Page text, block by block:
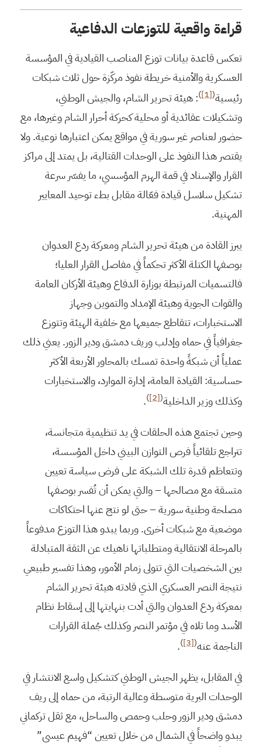
قراءة واقعية للتوزعات الدفاعية
تعكس قاعدة بيانات توزع المناصب القيادية في المؤسسة
العسكرية والأمنية خريطة نفوذ مركّزة حول ثلاث شبكات
رئيسية(
[1]
): هيئة تحرير الشام، والجيش الوطني،
وتشكيلات عقائدية أو محلية كحركة أحرار الشام وغيرها، مع
حضور لعناصر غير سورية في مواقع يمكن اعتبارها نوعية. ولا
يقتصر هذا النفوذ على الوحدات القتالية، بل يمتد إلى مراكز
القرار والإسناد في قمة الهرم المؤسسي، ما يفسّر سرعة
تشكيل سلاسل قيادة فعّالة مقابل بطء توحيد المعايير
المهنية.
يبرز القادة من هيئة تحرير الشام ومعركة ردع العدوان
بوصفها الكتلة الأكثر تحكماً في مفاصل القرار العليا؛
فالتسميات المرتبطة بوزارة الدفاع وهيئة الأركان العامة
والقوات الجوية وهيئة الإمداد والتموين وجهاز
الاستخبارات، تتقاطع جميعها مع خلفية الهيئة وتتوزع
جغرافياً في حماه وإدلب وريف دمشق ودير الزور. يعني ذلك
عملياً أن شبكةً واحدة تمسك بالمحاور الأربعة الأكثر
حساسية: القيادة العامة، إدارة الموارد، والاستخبارات
وكذلك وزير الداخلية(
[2]
)
.
وحين تجتمع هذه الحلقات في يد تنظيمية متجانسة،
تتراجع تلقائياً فرص التوازن البيني داخل المؤسسة،
وتتعاظم قدرة تلك الشبكة على فرض سياسة تعيين
متسقة مع مصالحها – والتي يمكن أن تُفسر بوصفها
مصلحة وطنية سورية – حتى لو نتج عنها احتكاكات
موضعية مع شبكات أخرى. وربما يبدو هذا التوزع مدفوعاً
بالمرحلة الانتقالية ومتطلباتها ناهيك عن الثقة المتبادلة
بين الشخصيات التي تتولى زمام الأمور، وهذا تفسير طبيعي
نتيجة النصر العسكري الذي قادته هيئة تحرير الشام
بمعركة ردع العدوان والتي أدت بنهايتها إلى إسقاط نظام
الأسد وما تلاه في مؤتمر النصر وكذلك جُملة القرارات
الناجمة عنه(
[3]
)
.
في المقابل، يظهر الجيش الوطني كتشكيل واسع الانتشار في
الوحدات البرية متوسطة وعالية الرتبة، من حماه إلى ريف
دمشق ودير الزور وحلب وحمص والساحل، مع ثقل تركماني
يبدو واضحاً في الشمال من خلال تعيين “فهيم عيسى”